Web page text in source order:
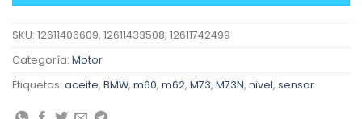
SKU: 12611406609, 12611433508, 12611742499
Categoría: Motor
Etiquetas: aceite, BMW, m60, m62, M73, M73N, nivel, sensor